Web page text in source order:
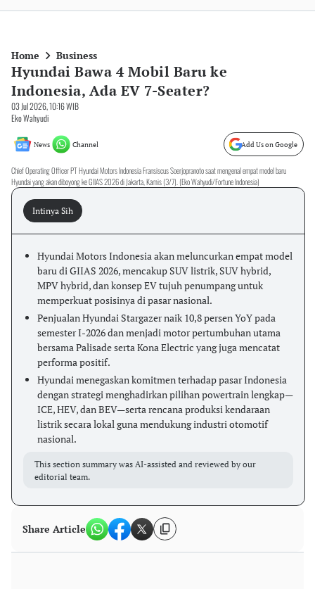
Home Business
Hyundai Bawa 4 Mobil Baru ke
Indonesia, Ada EV 7-Seater?
03 Jul 2026, 10:16 WIB
Eko Wahyudi
News Channel Add Us on Google
Chief Operating Officer PT Hyundai Motors Indonesia Fransiscus Soerjopranoto saat mengenal empat model baru
Hyundai yang akan diboyong ke GIIAS 2026 di Jakarta, Kamis (3/7). (Eko Wahyudi/Fortune Indonesia)
Intinya Sih
Hyundai Motors Indonesia akan meluncurkan empat model
baru di GIIAS 2026, mencakup SUV listrik, SUV hybrid,
MPV hybrid, dan konsep EV tujuh penumpang untuk
memperkuat posisinya di pasar nasional.
Penjualan Hyundai Stargazer naik 10,8 persen YoY pada
semester I-2026 dan menjadi motor pertumbuhan utama
bersama Palisade serta Kona Electric yang juga mencatat
performa positif.
Hyundai menegaskan komitmen terhadap pasar Indonesia
dengan strategi menghadirkan pilihan powertrain lengkap—
ICE, HEV, dan BEV—serta rencana produksi kendaraan
listrik secara lokal guna mendukung industri otomotif
nasional.
This section summary was AI-assisted and reviewed by our
editorial team.
Share Article